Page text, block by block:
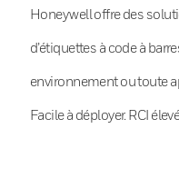
Honeywell offre des
d’étiquettes à code à
environnement ou toute
Facile à déployer. RCI